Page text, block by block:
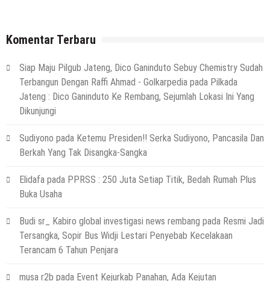
Komentar Terbaru
Siap Maju Pilgub Jateng, Dico Ganinduto Sebuy Chemistry Sudah
Terbangun Dengan Raffi Ahmad - Golkarpedia pada Pilkada
Jateng : Dico Ganinduto Ke Rembang, Sejumlah Lokasi Ini Yang
Dikunjungi
Sudiyono pada Ketemu Presiden!! Serka Sudiyono, Pancasila Dan
Berkah Yang Tak Disangka-Sangka
Elidafa pada PPRSS : 250 Juta Setiap Titik, Bedah Rumah Plus
Buka Usaha
Budi sr_ Kabiro global investigasi news rembang pada Resmi Jadi
Tersangka, Sopir Bus Widji Lestari Penyebab Kecelakaan
Terancam 6 Tahun Penjara
musa r2b pada Event Kejurkab Panahan, Ada Kejutan